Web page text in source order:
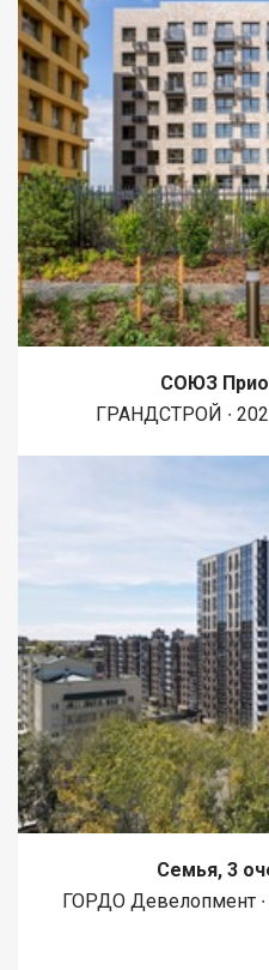
СОЮЗ
ГРАНДСТРОЙ ∙
Семья, 3
ГОРДО Девелопмент ∙